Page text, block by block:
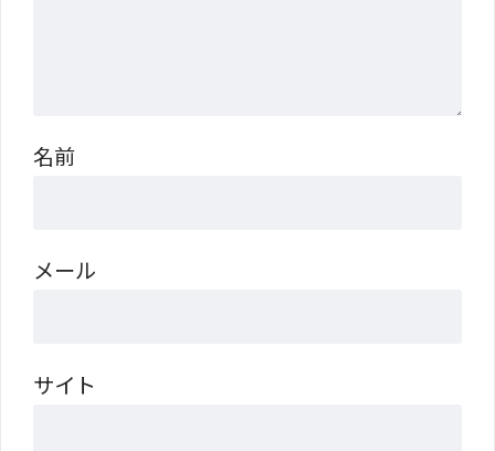
名前
メール
サイト